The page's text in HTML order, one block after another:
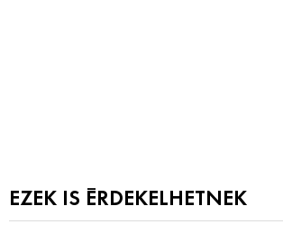
EZEK IS ÉRDEKELHETNEK